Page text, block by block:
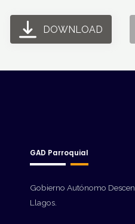
DOWNLOAD
GAD Parroquial
Gobierno Autónomo
Llagos.